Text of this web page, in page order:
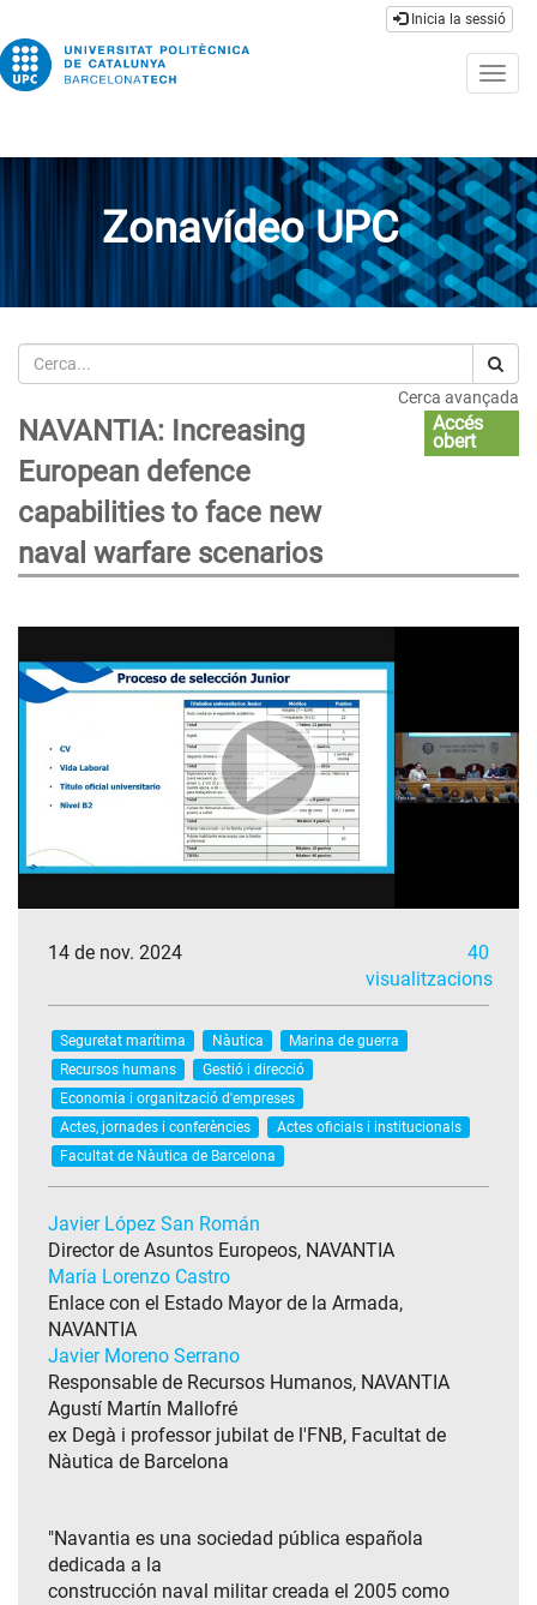
Inicia la sessió
Zonavídeo UPC
Cerca
Cerca avançada
NAVANTIA: Increasing
European defence
capabilities to face new
naval warfare scenarios
Accés
obert
14 de nov. 2024
40
visualitzacions
Seguretat marítima Nàutica
Marina de guerra
Recursos humans
Gestió i direcció
Economia i organització d'empreses
Actes, jornades i conferències
Actes oficials i institucionals
Facultat de Nàutica de Barcelona
Javier López San Román
Director de Asuntos Europeos, NAVANTIA
María Lorenzo Castro
Enlace con el Estado Mayor de la Armada,
NAVANTIA
Javier Moreno Serrano
Responsable de Recursos Humanos, NAVANTIA
Agustí Martín Mallofré
ex Degà i professor jubilat de l'FNB, Facultat de
Nàutica de Barcelona
"Navantia es una sociedad pública española
dedicada a la
construcción naval militar creada el 2005 como